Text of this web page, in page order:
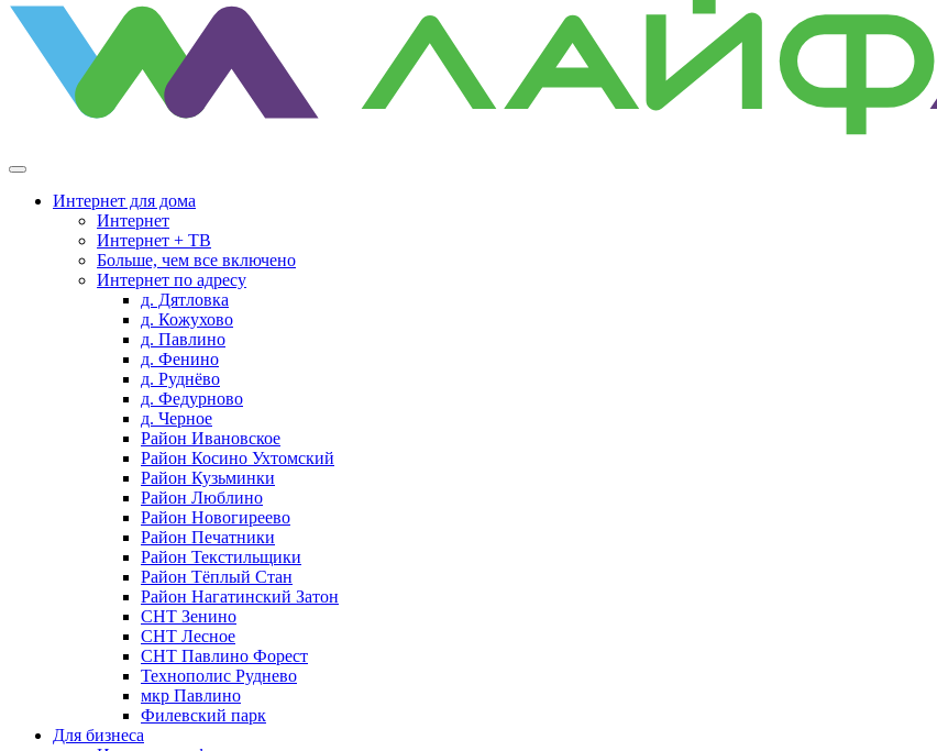
Интернет для дома
Интернет
Интернет + ТВ
Больше, чем все включено
Интернет по адресу
д. Дятловка
д. Кожухово
д. Павлино
д. Фенино
д. Руднёво
д. Федурново
д. Черное
Район Ивановское
Район Косино Ухтомский
Район Кузьминки
Район Люблино
Район Новогиреево
Район Печатники
Район Текстильщики
Район Тёплый Стан
Район Нагатинский Затон
СНТ Зенино
СНТ Лесное
СНТ Павлино Форест
Технополис Руднево
мкр Павлино
Филевский парк
Для бизнеса